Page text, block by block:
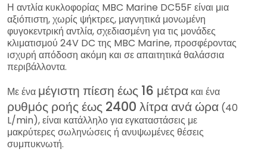
Η αντλία κυκλοφορίας MBC Marine DC55F είναι μια
αξιόπιστη, χωρίς ψήκτρες, μαγνητικά μονωμένη
φυγοκεντρική αντλία, σχεδιασμένη για τις μονάδες
κλιματισμού 24V DC της MBC Marine, προσφέροντας
ισχυρή απόδοση ακόμη και σε απαιτητικά θαλάσσια
περιβάλλοντα.
Με ένα μέγιστη πίεση έως 16 μέτρα και ένα
ρυθμός ροής έως 2400 λίτρα ανά ώρα (40
L/min), είναι κατάλληλο για εγκαταστάσεις με
μακρύτερες σωληνώσεις ή ανυψωμένες θέσεις
συμπυκνωτή.